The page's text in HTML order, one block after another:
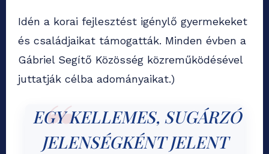
Idén a korai fejlesztést igénylő gyermekeket
és családjaikat támogatták. Minden évben a
Gábriel Segítő Közösség közreműködésével
juttatják célba adományaikat.)
EGY KELLEMES, SUGÁRZÓ
JELENSÉGKÉNT JELENT